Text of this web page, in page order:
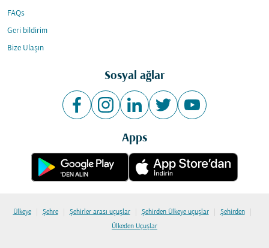
FAQs
Geri bildirim
Bize Ulaşın
Sosyal ağlar
Apps
Ülkeye | Şehre | Şehirler arası uçuşlar | Şehirden Ülkeye uçuşlar | Şehirden |
Ülkeden Uçuşlar